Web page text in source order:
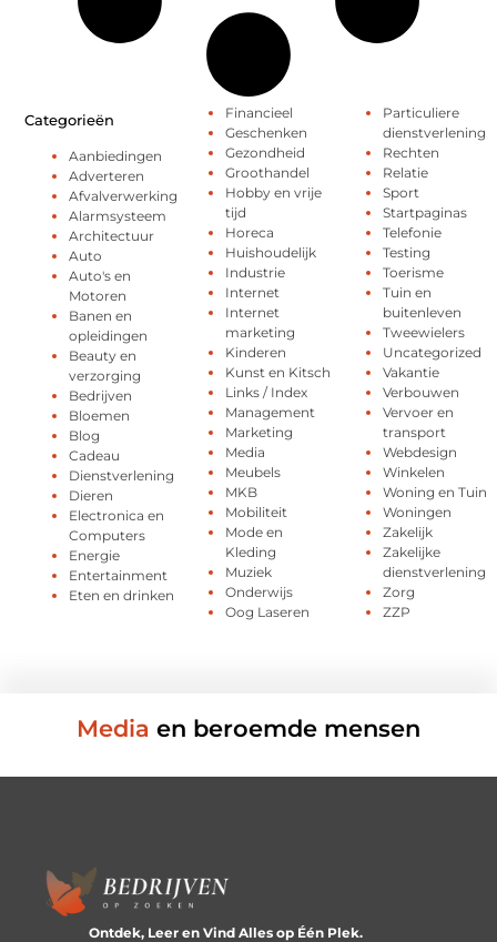
Categorieën
Aanbiedingen
Adverteren
Afvalverwerking
Alarmsysteem
Architectuur
Auto
Auto's en
Motoren
Banen en
opleidingen
Beauty en
verzorging
Bedrijven
Bloemen
Blog
Cadeau
Dienstverlening
Dieren
Electronica en
Computers
Energie
Entertainment
Eten en drinken
Financieel
Geschenken
Gezondheid
Groothandel
Hobby en vrije
tijd
Horeca
Huishoudelijk
Industrie
Internet
Internet
marketing
Kinderen
Kunst en Kitsch
Links / Index
Management
Marketing
Media
Meubels
MKB
Mobiliteit
Mode en
Kleding
Muziek
Onderwijs
Oog Laseren
Particuliere
dienstverlening
Rechten
Relatie
Sport
Startpaginas
Telefonie
Testing
Toerisme
Tuin en
buitenleven
Tweewielers
Uncategorized
Vakantie
Verbouwen
Vervoer en
transport
Webdesign
Winkelen
Woning en Tuin
Woningen
Zakelijk
Zakelijke
dienstverlening
Zorg
ZZP
Media en beroemde mensen
Ontdek, Leer en Vind Alles op Één Plek.